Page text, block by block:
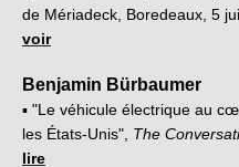
de Mériadeck, Boredeaux, 5
voir
Benjamin Bürbaumer
▪ "Le véhicule électrique au
les États-Unis", The
lire